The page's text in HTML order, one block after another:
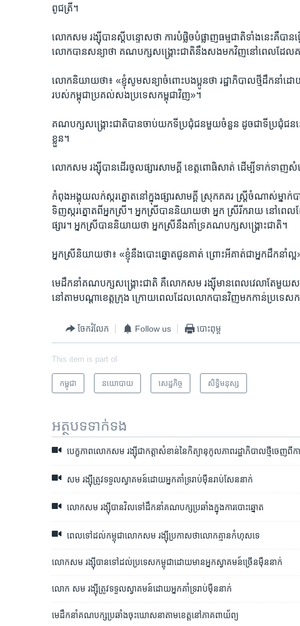
ពូជ​ត្រី។​
លោក​សម រង្ស៊ី​បាន​ស្តី​បន្ទោស​ថា​ ការ​បំផ្លិច​បំផ្លាញ​ធម្មជាតិ​ទាំងនេះ​គឺ​
លោក​បាន​សន្យា​ថា ​គណបក្ស​សង្គ្រោះ​ជាតិ​នឹង​សង​មក​វិញ​នៅ​ពេលដែល​គ
លោក​និយាយថា៖​ «ខ្ញុំ​សូម​សន្យា​ចំពោះ​បងប្អូន​ថា​ រដ្ឋាភិបាល​ថ្មី​ដឹកន
របស់​កម្ពុជា​ប្រគល់​សង​ប្រទេស​កម្ពុជា​វិញ»។​
គណបក្ស​សង្គ្រោះ​ជាតិ​បាន​ចាប់យក​ទី​ប្រជុំជន​មួយ​ចំនួន​ ដូចជា​ទីប្រជុំជន​
ខ្លួន។​
លោក​សម រង្ស៊ី​បាន​ដើរចូល​ផ្សារ​សាមគ្គី ​ខេត្ត​ពោធិសាត់​ ដើម្បី​ទាក់ទាញ​សំ
កំពុង​អង្គុយ​លក់​ស្ករ​ត្នោត​នៅក្នុង​ផ្សារ​សាមគ្គី ​ស្រុក​គគរ ​ស្ត្រី​ចំណាស់​ម្ន
ទិញ​ស្ករត្នោត​ពី​អ្នកស្រី។ ​អ្នកស្រី​បាន​និយាយ​ថា​ អ្នក ស្រី​រីករាយ​ នៅ
ផ្សារ។​ អ្នកស្រី​បាន​និយាយ​ថា​ អ្នកស្រី​នឹង​គាំទ្រ​គណបក្ស​សង្គ្រោះ​ជាតិ។​
អ្នកស្រី​និយាយ​ថា៖​ «ខ្ញុំនឹង​បោះឆ្នោត​ជូន​គាត់ ​ព្រោះ​អី​គាត់​ជា​អ្នក​ដឹកនាំ​ល្អ
មេ​ដឹកនាំ​គណបក្ស​សង្គ្រោះ​ជាតិ ​គឺ​លោក​សម រង្ស៊ី​មាន​ពេលវេលា​តែមួយ​ស
នៅតាម​បណ្តា​ខេត្ត​ក្រុង​ ក្រោយ​ពេល​ដែល​លោក​បាន​វិញ​មក​កាន់​ប្រទេស​
ចែករំលែក Follow us បោះពុម្ព
This item is part of
កម្ពុជា នយោបាយ សេដ្ឋកិច្ច សិទ្ធិ​មនុស្ស
អត្ថបទ​ទាក់ទង
បេក្ខភាព​លោក​សម រង្ស៊ី​ជាកត្តា​សំខាន់​នៃ​កិត្យានុកូលភាព​រដ្ឋាភិបាល​ថ្មីចេញ​ពីកា
សម រង្ស៊ី​ត្រូវ​ទទួល​ស្វាគមន៍​ដោយ​អ្នកគាំទ្រ​រាប់ម៉ឺន​រាប់​សែន​នាក់
លោកសម រង្ស៊ី​បានវិលទៅដឹកនាំ​គណបក្ស​ប្រឆាំង​ក្នុង​ការ​បោះឆ្នោត
​ពេល​ទៅ​ដល់​កម្ពុជា​លោក​សម ​រង្ស៊ី​ប្រកាស​ថា​លោក​គ្មាន​កំហុស​ទេ
លោក​សម រង្ស៊ី​បាន​ទៅ​ដល់​ប្រទេស​កម្ពុជា​​ដោយមាន​អ្នក​ស្វាគមន៍​ច្រើន​ម៉ឺននាក់
លោក សម រង្ស៊ី​ត្រូវ​ទទួល​ស្វាគមន៍​ដោយ​អ្នកគាំទ្រ​រាប់ម៉ឺន​នាក់
មេដឹកនាំ​គណបក្ស​ប្រឆាំង​ចុះ​ឃោសនា​តាមខេត្ត​នៅភាគពាយ័ព្យ​